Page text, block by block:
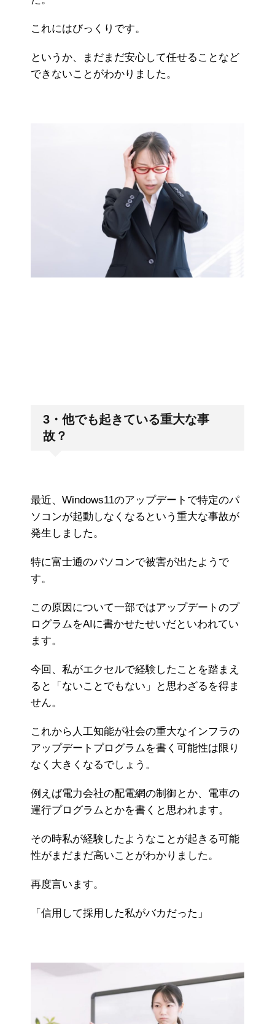
これにはびっくりです。
というか、まだまだ安心して任せることなど
できないことがわかりました。
3・他でも起きている重大な事
故？
最近、Windows11のアップデートで特定のパ
ソコンが起動しなくなるという重大な事故が
発生しました。
特に富士通のパソコンで被害が出たようで
す。
この原因について一部ではアップデートのプ
ログラムをAIに書かせたせいだといわれてい
ます。
今回、私がエクセルで経験したことを踏まえ
ると「ないことでもない」と思わざるを得ま
せん。
これから人工知能が社会の重大なインフラの
アップデートプログラムを書く可能性は限り
なく大きくなるでしょう。
例えば電力会社の配電網の制御とか、電車の
運行プログラムとかを書くと思われます。
その時私が経験したようなことが起きる可能
性がまだまだ高いことがわかりました。
再度言います。
「信用して採用した私がバカだった」